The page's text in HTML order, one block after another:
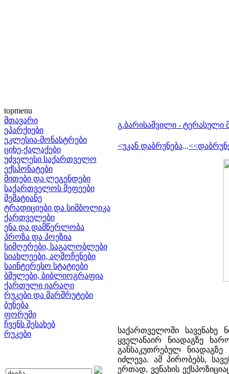
topmenu
მთავარი
ეპარქიები
ეკლესია-მონასტრები
ციხე-ქალაქები
უძველესი საქართველო
ექსპონატები
მითები და ლეგენდები
საქართველოს მეფეები
მემატიანე
ტრადიციები და სიმბოლიკა
ქართველები
ენა და დამწერლობა
პროზა და პოეზია
სიმღერები, საგალობლები
სიახლეები, აღმოჩენები
საინტერესო სტატიები
ბმულები, ბიბლიოგრაფია
ქართული იარაღი
რუკები და მარშრუტები
ბუნება
ფორუმი
ჩვენს შესახებ
რუკები
გ.ბარისაშვილი - ტერასული
<უკან დაბრუნება...
საქართველოში სავენახე
ყველანაირ ნიადაგზე
განსაკუთრებულ
იძლევა. ამ პირობებს,
ერთად, ვენახის